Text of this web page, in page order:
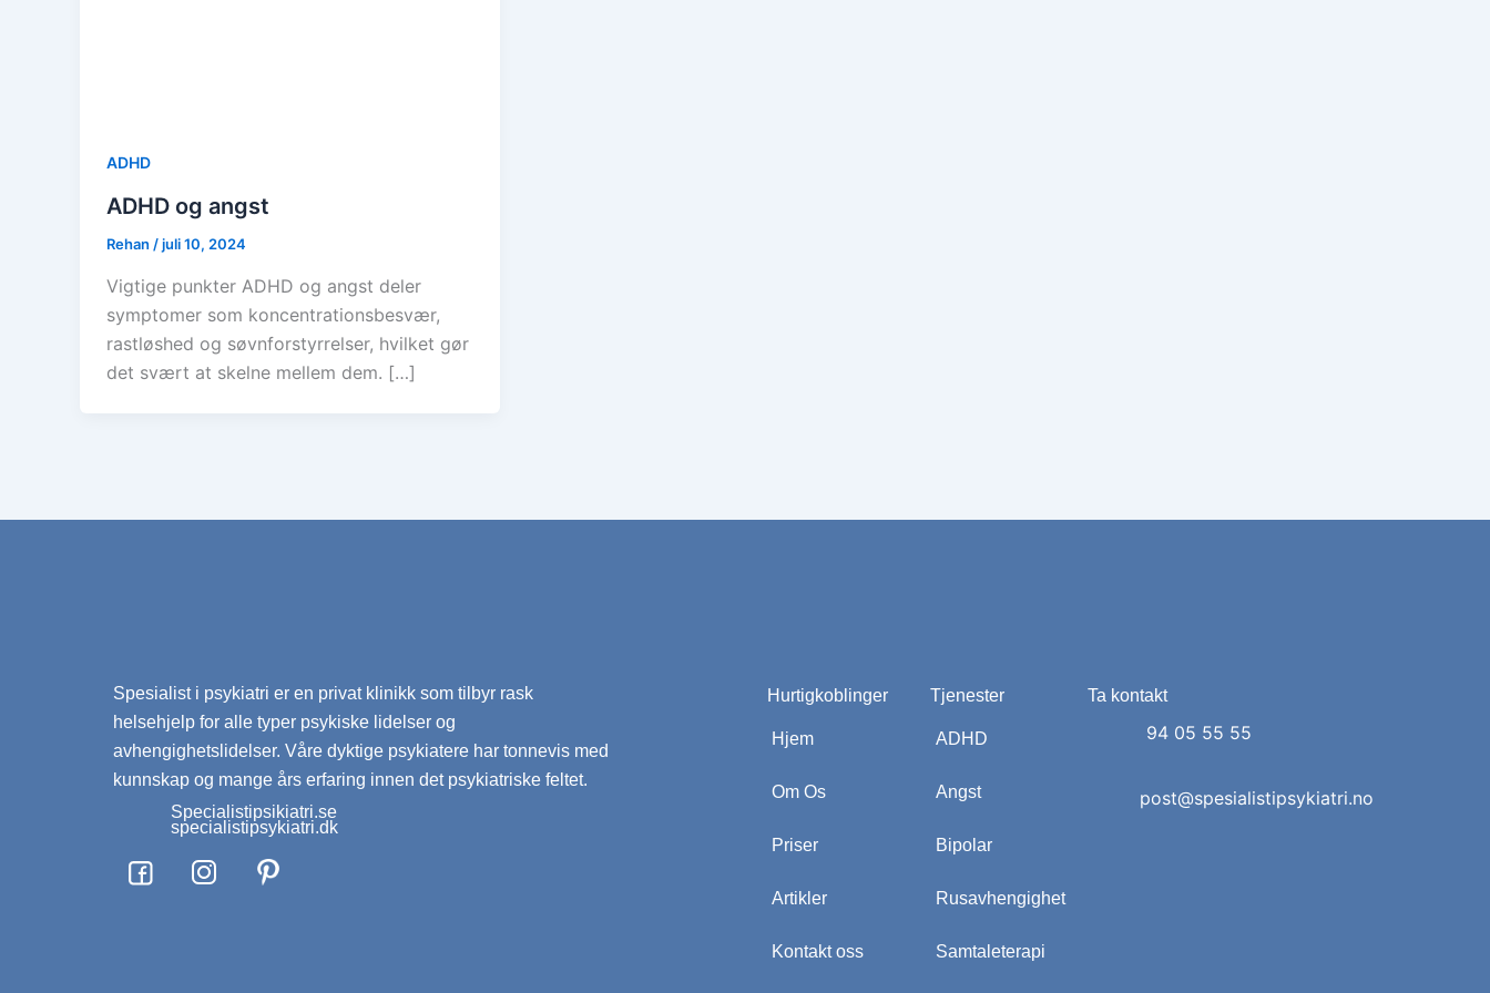
ADHD
ADHD og angst
Rehan /juli 10, 2024
Vigtige punkter ADHD og angst deler
symptomer som koncentrationsbesvær,
rastløshed og søvnforstyrrelser, hvilket gør
det svært at skelne mellem dem. […]
Spesialist i psykiatri er en privat klinikk som tilbyr rask
helsehjelp for alle typer psykiske lidelser og
avhengighetslidelser. Våre dyktige psykiatere har tonnevis med
kunnskap og mange års erfaring innen det psykiatriske feltet.
Specialistipsikiatri.se
specialistipsykiatri.dk
F
a
I
n
Hurtigkoblinger
Hjem
Om Os
Priser
Artikler
Kontakt oss
Tjenester
ADHD
Angst
Bipolar
Rusavhengighet
Samtaleterapi
Ta kontakt
94 05 55 55
post@spesialistipsykiatri.no
Nødvendige